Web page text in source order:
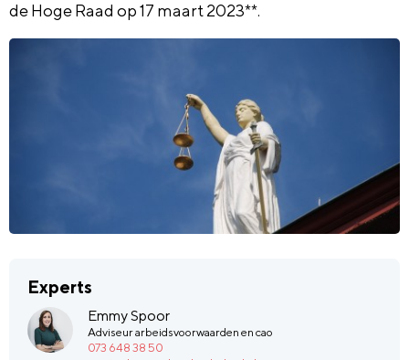
de Hoge Raad op 17 maart 2023**.
Experts
Emmy Spoor
Adviseur arbeidsvoorwaarden en cao
073 648 38 50